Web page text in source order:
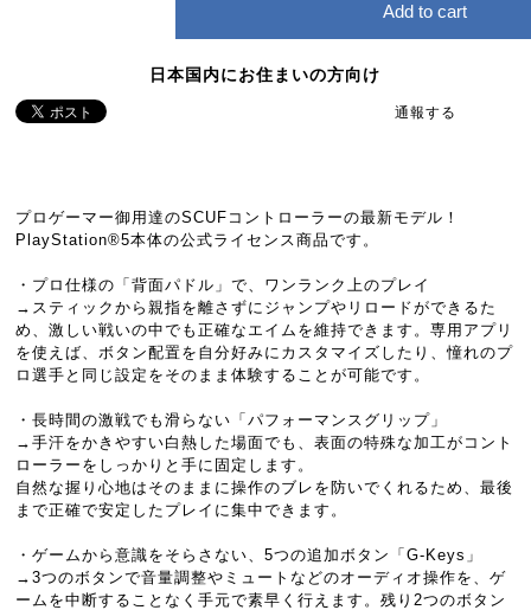
Add to cart
日本国内にお住まいの方向け
通報する
プロゲーマー御用達のSCUFコントローラーの最新モデル！
PlayStation®5本体の公式ライセンス商品です。
・プロ仕様の「背面パドル」で、ワンランク上のプレイ
→スティックから親指を離さずにジャンプやリロードができるた
め、激しい戦いの中でも正確なエイムを維持できます。専用アプリ
を使えば、ボタン配置を自分好みにカスタマイズしたり、憧れのプ
ロ選手と同じ設定をそのまま体験することが可能です。
・長時間の激戦でも滑らない「パフォーマンスグリップ」
→手汗をかきやすい白熱した場面でも、表面の特殊な加工がコント
ローラーをしっかりと手に固定します。
自然な握り心地はそのままに操作のブレを防いでくれるため、最後
まで正確で安定したプレイに集中できます。
・ゲームから意識をそらさない、5つの追加ボタン「G-Keys」
→3つのボタンで音量調整やミュートなどのオーディオ操作を、ゲ
ームを中断することなく手元で素早く行えます。残り2つのボタン